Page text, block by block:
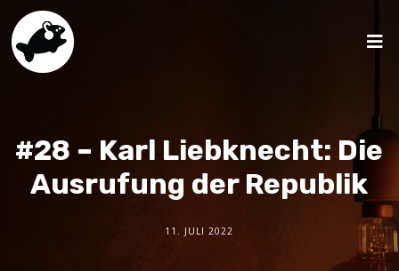
#28 – Karl Liebknecht: Die
Ausrufung der Republik
11. JULI 2022